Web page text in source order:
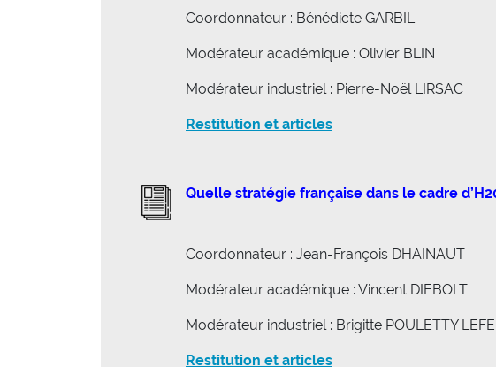
Coordonnateur : Bénédicte GARBIL
Modérateur académique : Olivier BLIN
Modérateur industriel : Pierre-Noël LIRSAC
Restitution et articles
Quelle stratégie française dans le cadre
Coordonnateur : Jean-François DHAINAUT
Modérateur académique : Vincent DIEBOLT
Modérateur industriel : Brigitte POULETTY
Restitution et articles